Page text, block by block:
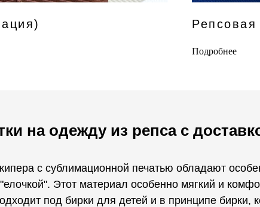
Подробнее
на одежду из репса с
с сублимационной печатью обладают
Этот материал особенно мягкий и
под бирки для детей и в принципе бирки,